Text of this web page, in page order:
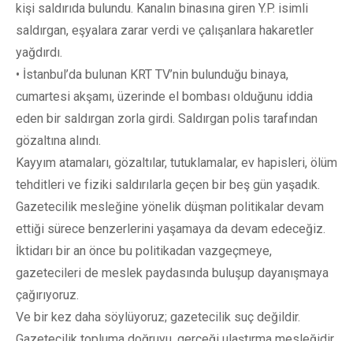
kişi saldırıda bulundu. Kanalın binasına giren Y.P. isimli
saldırgan, eşyalara zarar verdi ve çalışanlara hakaretler
yağdırdı.
• İstanbul’da bulunan KRT TV’nin bulunduğu binaya,
cumartesi akşamı, üzerinde el bombası olduğunu iddia
eden bir saldırgan zorla girdi. Saldırgan polis tarafından
gözaltına alındı.
Kayyım atamaları, gözaltılar, tutuklamalar, ev hapisleri, ölüm
tehditleri ve fiziki saldırılarla geçen bir beş gün yaşadık.
Gazetecilik mesleğine yönelik düşman politikalar devam
ettiği sürece benzerlerini yaşamaya da devam edeceğiz.
İktidarı bir an önce bu politikadan vazgeçmeye,
gazetecileri de meslek paydasında buluşup dayanışmaya
çağırıyoruz.
Ve bir kez daha söylüyoruz; gazetecilik suç değildir.